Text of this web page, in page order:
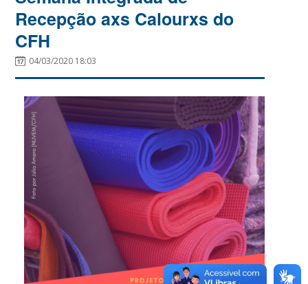
Recepção axs Calourxs do
CFH
04/03/2020 18:03